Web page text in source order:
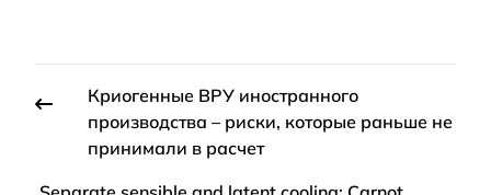
Криогенные ВРУ иностранного
производства – риски, которые раньше не
принимали в расчет